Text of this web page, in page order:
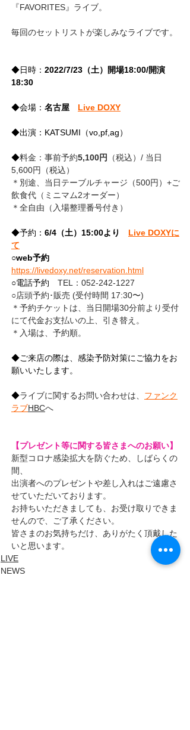
『FAVORITES』ライブ。
毎回のセットリストが楽しみなライブです。
◆日時： 2022/7/23（土）開場18:00/開演
18:30
◆会場： 名古屋 Live DOXY
◆出演：KATSUMI（vo,pf,ag）
◆料金：事前予約5,100円
（税込）/ 当日
5,600円（税込）
＊別途、当日テーブルチャージ（500円）+ご
飲食代（ミニマム2オーダー）
＊全自由（入場整理番号付き）
◆予約： 6/4（土）15:00より Live DOXYに
て
○web予約
https://livedoxy.net/reservation.html
○電話予約 TEL：052-242-1227
○店頭予約･販売 (受付時間 17:30〜)
＊予約チケットは、当日開場30分前より受付
にて代金お支払いの上、引き替え。
＊入場は、予約順。
◆ご来店の際は、感染予防対策にご協力をお
願いいたします。
◆ライブに関するお問い合わせは、 ファンク
ラブHBCへ
【プレゼント等に関する皆さまへのお願い】
新型コロナ感染拡大を防ぐため、しばらくの
間、
出演者へのプレゼントや差し入れはご遠慮さ
せていただいております。
お持ちいただきましても、お受け取りできま
せんので、ご了承ください。
皆さまのお気持ちだけ、ありがたく頂戴した
いと思います。
LIVE
NEWS